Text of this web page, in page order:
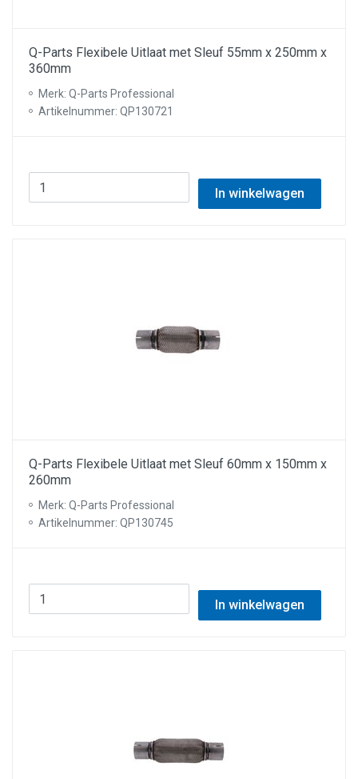
Q-Parts Flexibele Uitlaat met Sleuf 55mm x 250mm x
360mm
Merk: Q-Parts Professional
Artikelnummer: QP130721
In winkelwagen
Q-Parts Flexibele Uitlaat met Sleuf 60mm x 150mm x
260mm
Merk: Q-Parts Professional
Artikelnummer: QP130745
In winkelwagen